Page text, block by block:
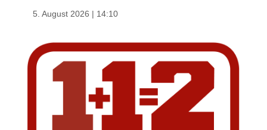
5. August 2026 | 14:10